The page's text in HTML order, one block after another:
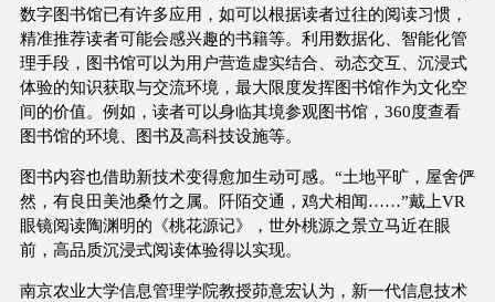
数字图书馆已有许多应用，如可以根据读者过往的阅读习惯，
精准推荐读者可能会感兴趣的书籍等。利用数据化、智能化管
理手段，图书馆可以为用户营造虚实结合、动态交互、沉浸式
体验的知识获取与交流环境，最大限度发挥图书馆作为文化空
间的价值。例如，读者可以身临其境参观图书馆，360度查看
图书馆的环境、图书及高科技设施等。
图书内容也借助新技术变得愈加生动可感。“土地平旷，屋舍俨
然，有良田美池桑竹之属。阡陌交通，鸡犬相闻……”戴上VR
眼镜阅读陶渊明的《桃花源记》，世外桃源之景立马近在眼
前，高品质沉浸式阅读体验得以实现。
南京农业大学信息管理学院教授茆意宏认为，新一代信息技术